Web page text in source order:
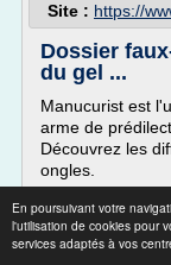
En poursuivant votre
l'utilisation de cookies pour
services adaptés à vos
Site : https://
Dossier
du gel ...
Manucurist est
arme de
Découvrez les
ongles.
Avide d'en
suis rendue dan
l'institut